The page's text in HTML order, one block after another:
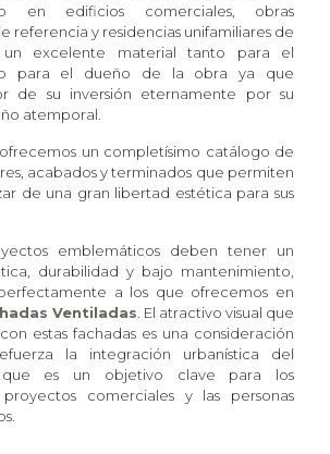
en edificios comerciales, obras
referencia y residencias unifamiliares de
excelente material tanto para el
para el dueño de la obra ya que
de su inversión eternamente por su
atemporal.
un completísimo catálogo de
acabados y terminados que permiten
de una gran libertad estética para sus
emblemáticos deben tener un
durabilidad y bajo mantenimiento,
a los que ofrecemos en
Ventiladas . El atractivo visual que
estas fachadas es una consideración
la integración urbanística del
es un objetivo clave para los
comerciales y las personas